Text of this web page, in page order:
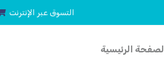
التسوق عبر الإنترنت
الصفحة الرئيسية